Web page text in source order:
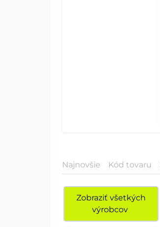
Najnovšie Kód tovaru
Zobraziť všetkých
výrobcov